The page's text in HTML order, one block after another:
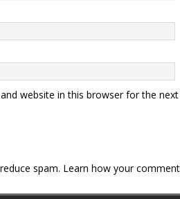
website in this browser for the
spam. Learn how your